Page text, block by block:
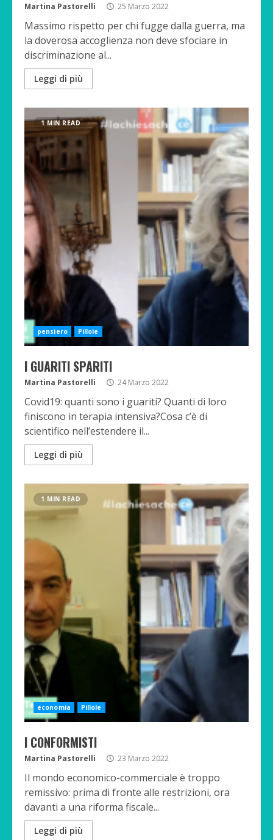
Martina Pastorelli 25 Marzo 2022
Massimo rispetto per chi fugge dalla guerra, ma
la doverosa accoglienza non deve sfociare in
discriminazione al...
Leggi di più
1 MIN READ
pensiero Pillole
I GUARITI SPARITI
Martina Pastorelli 24 Marzo 2022
Covid19: quanti sono i guariti? Quanti di loro
finiscono in terapia intensiva?Cosa c’è di
scientifico nell’estendere il...
Leggi di più
1 MIN READ
economia Pillole
I CONFORMISTI
Martina Pastorelli 23 Marzo 2022
Il mondo economico-commerciale è troppo
remissivo: prima di fronte alle restrizioni, ora
davanti a una riforma fiscale...
Leggi di più